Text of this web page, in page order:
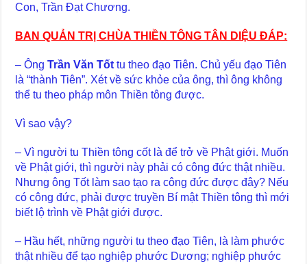
Con, Trần Đạt Chương.
BAN QUẢN TRỊ CHÙA THIỀN TÔNG TÂN DIỆU ĐÁP:
– ÔngTrần Văn Tốt tu theo đạo Tiên. Chủ yếu đạo Tiên
là “thành Tiên”. Xét về sức khỏe của ông, thì ông không
thể tu theo pháp môn Thiền tông được.
Vì sao vậy?
– Vì người tu Thiền tông cốt là để trở về Phật giới. Muốn
về Phật giới, thì người này phải có công đức thật nhiều.
Nhưng ông Tốt làm sao tạo ra công đức được đây? Nếu
có công đức, phải được truyền Bí mật Thiền tông thì mới
biết lộ trình về Phật giới được.
– Hầu hết, những người tu theo đạo Tiên, là làm phước
thật nhiều để tạo nghiệp phước Dương; nghiệp phước